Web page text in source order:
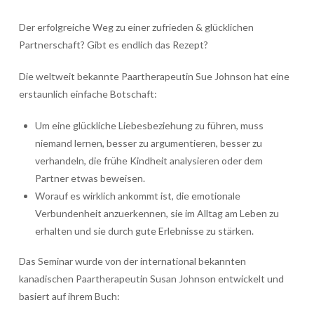
Der erfolgreiche Weg zu einer zufrieden & glücklichen
Partnerschaft? Gibt es endlich das Rezept?
Die weltweit bekannte Paartherapeutin Sue Johnson hat eine
erstaunlich einfache Botschaft:
Um eine glückliche Liebesbeziehung zu führen, muss
niemand lernen, besser zu argumentieren, besser zu
verhandeln, die frühe Kindheit analysieren oder dem
Partner etwas beweisen.
Worauf es wirklich ankommt ist, die emotionale
Verbundenheit anzuerkennen, sie im Alltag am Leben zu
erhalten und sie durch gute Erlebnisse zu stärken.
Das Seminar wurde von der international bekannten
kanadischen Paartherapeutin Susan Johnson entwickelt und
basiert auf ihrem Buch: